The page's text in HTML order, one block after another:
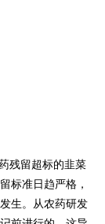
残留超标的韭菜
标准日趋严格，
生。从农药研发